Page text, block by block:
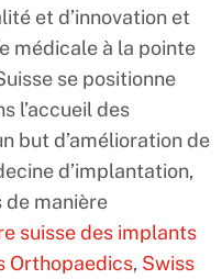
et d’innovation et
médicale à la pointe
se positionne
l’accueil des
but d’amélioration de
d’implantation,
manière
suisse des implants
Orthopaedics, Swiss